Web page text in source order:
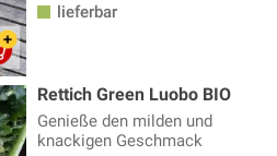
lieferbar
Rettich Green Luobo BIO
Genieße den milden und
knackigen Geschmack